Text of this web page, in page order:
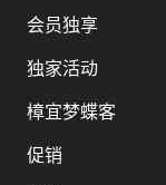
会员独享
独家活动
樟宜梦蝶客
促销